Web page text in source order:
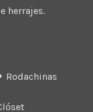
herrajes.
Rodachinas